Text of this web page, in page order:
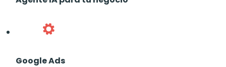
Google Ads